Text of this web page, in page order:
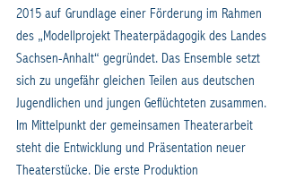
2015 auf Grundlage einer Förderung im Rahmen
des „Modellprojekt Theaterpädagogik des Landes
Sachsen-Anhalt“ gegründet. Das Ensemble setzt
sich zu ungefähr gleichen Teilen aus deutschen
Jugendlichen und jungen Geflüchteten zusammen.
Im Mittelpunkt der gemeinsamen Theaterarbeit
steht die Entwicklung und Präsentation neuer
Theaterstücke. Die erste Produktion